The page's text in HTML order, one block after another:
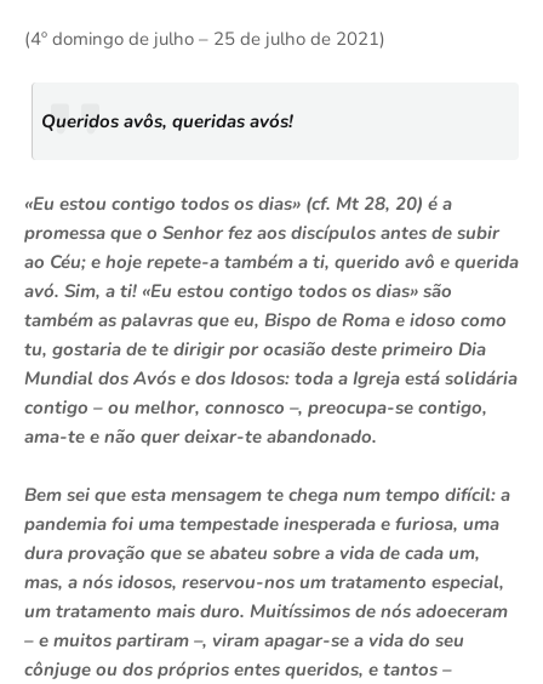
(4º domingo de julho – 25 de julho de 2021)
Queridos avôs, queridas avós!
«Eu estou contigo todos os dias» (cf. Mt 28, 20) é a
promessa que o Senhor fez aos discípulos antes de subir
ao Céu; e hoje repete-a também a ti, querido avô e querida
avó. Sim, a ti! «Eu estou contigo todos os dias» são
também as palavras que eu, Bispo de Roma e idoso como
tu, gostaria de te dirigir por ocasião deste primeiro Dia
Mundial dos Avós e dos Idosos: toda a Igreja está solidária
contigo – ou melhor, connosco –, preocupa-se contigo,
ama-te e não quer deixar-te abandonado.
Bem sei que esta mensagem te chega num tempo difícil: a
pandemia foi uma tempestade inesperada e furiosa, uma
dura provação que se abateu sobre a vida de cada um,
mas, a nós idosos, reservou-nos um tratamento especial,
um tratamento mais duro. Muitíssimos de nós adoeceram
– e muitos partiram –, viram apagar-se a vida do seu
cônjuge ou dos próprios entes queridos, e tantos –